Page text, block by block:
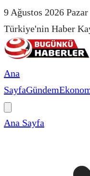
9 Ağustos 2026 Pazar
Türkiye'nin Haber
Ana
SayfaGündem
Ana Sayfa